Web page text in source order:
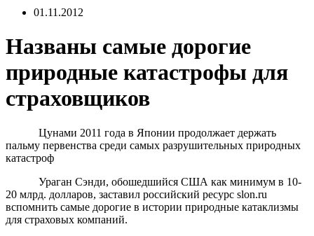
01.11.2012
Названы самые дорогие
природные катастрофы для
страховщиков
Цунами 2011 года в Японии продолжает держать
пальму первенства среди самых разрушительных природных
катастроф
Ураган Сэнди, обошедшийся США как минимум в 10-
20 млрд. долларов, заставил российский ресурс slon.ru
вспомнить самые дорогие в истории природные катаклизмы
для страховых компаний.